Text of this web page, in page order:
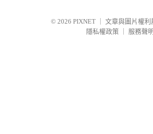
© 2026 PIXNET
文章與圖片權利
隱私權政策
服務聲